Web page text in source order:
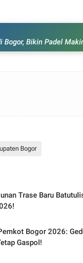
Bogor, Bikin Padel
Bogor
Trase Baru
Bogor 2026:
Gaspol!